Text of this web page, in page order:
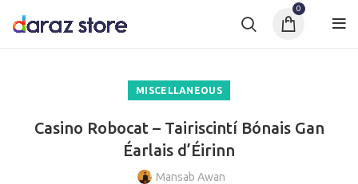
0
MISCELLANEOUS
Casino Robocat – Tairiscintí Bónais Gan
Éarlais d’Éirinn
Mansab Awan